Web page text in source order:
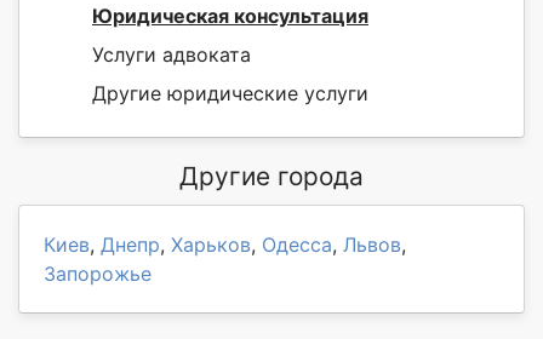
Юридическая консультация
Услуги адвоката
Другие юридические услуги
Другие города
Киев, Днепр, Харьков, Одесса, Львов,
Запорожье